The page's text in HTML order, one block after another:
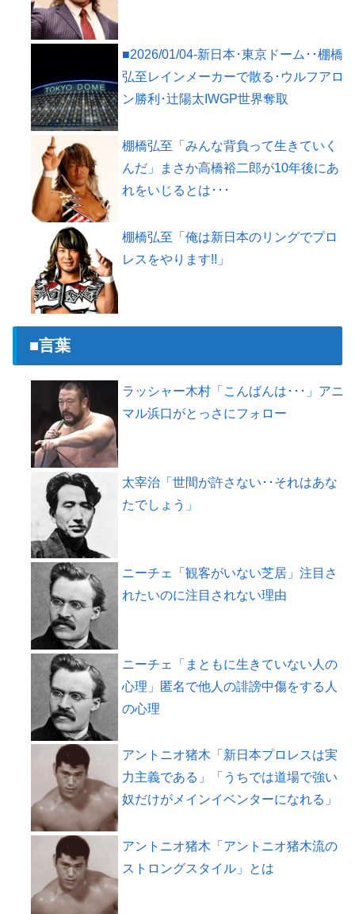
■2026/01/04-新日本･東京ドーム･･棚橋
弘至レインメーカーで散る･ウルフアロ
ン勝利･辻陽太IWGP世界奪取
棚橋弘至「みんな背負って生きていく
んだ」まさか高橋裕二郎が10年後にあ
れをいじるとは･･･
棚橋弘至「俺は新日本のリングでプロ
レスをやります!!」
■言葉
ラッシャー木村「こんばんは･･･」アニ
マル浜口がとっさにフォロー
太宰治「世間が許さない･･それはあな
たでしょう」
ニーチェ「観客がいない芝居」注目さ
れたいのに注目されない理由
ニーチェ「まともに生きていない人の
心理」匿名で他人の誹謗中傷をする人
の心理
アントニオ猪木「新日本プロレスは実
力主義である」「うちでは道場で強い
奴だけがメインイベンターになれる」
アントニオ猪木「アントニオ猪木流の
ストロングスタイル」とは